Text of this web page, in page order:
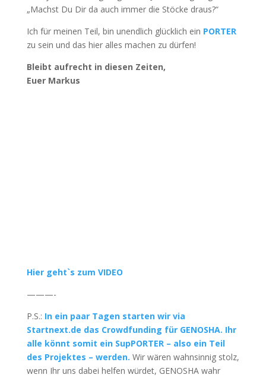
„Machst Du Dir da auch immer die Stöcke draus?“
Ich für meinen Teil, bin unendlich glücklich ein PORTER
zu sein und das hier alles machen zu dürfen!
Bleibt aufrecht in diesen Zeiten,
Euer Markus
Hier geht`s zum VIDEO
———-
P.S.: In ein paar Tagen starten wir via
Startnext.de das Crowdfunding für GENOSHA. Ihr
alle könnt somit ein SupPORTER – also ein Teil
des Projektes – werden. Wir wären wahnsinnig stolz,
wenn Ihr uns dabei helfen würdet, GENOSHA wahr